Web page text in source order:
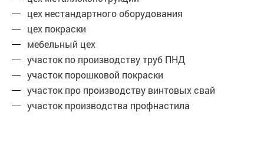
цех нестандартного оборудования
цех покраски
мебельный цех
участок по производству труб ПНД
участок порошковой покраски
участок про производству винтовых свай
участок производства профнастила